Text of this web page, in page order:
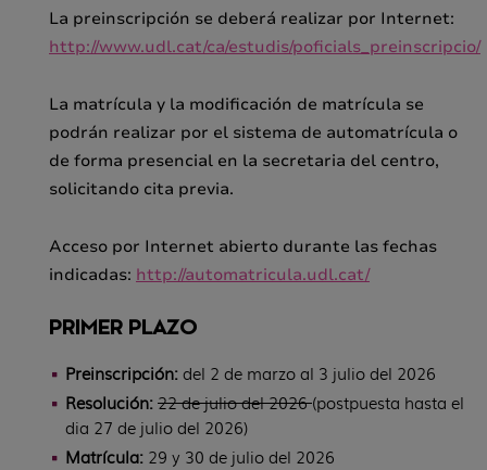
La preinscripción se deberá realizar por Internet:
http://www.udl.cat/ca/estudis/poficials_preinscripcio/
La matrícula y la modificación de matrícula se
podrán realizar por el sistema de automatrícula o
de forma presencial en la secretaria del centro,
solicitando cita previa.
Acceso por Internet abierto durante las fechas
indicadas: http://automatricula.udl.cat/
PRIMER PLAZO
Preinscripción:del 2 de marzo al 3 julio del 2026
Resolución:22 de julio del 2026(postpuesta hasta el
dia 27 de julio del 2026)
Matrícula: 29 y 30 de julio del 2026